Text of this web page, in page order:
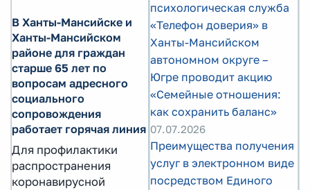
В Ханты-Мансийске и
Ханты-Мансийском
районе для граждан
старше 65 лет по
вопросам адресного
социального
сопровождения
работает горячая линия
Для профилактики
распространения
коронавирусной
психологическая служба
«Телефон доверия» в
Ханты-Мансийском
автономном округе –
Югре проводит акцию
«Семейные отношения:
как сохранить баланс»
07.07.2026
Преимущества получения
услуг в электронном виде
посредством Единого